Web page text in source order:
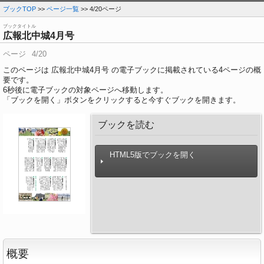
ブックTOP >> ページ一覧 >> 4/20ページ
ブックタイトル
広報北中城4月号
ページ
4/20
このページは 広報北中城4月号 の電子ブックに掲載されている4ページの概
要です。
6秒後に電子ブックの対象ページへ移動します。
「ブックを開く」ボタンをクリックすると今すぐブックを開きます。
ブックを読む
HTML5版でブックを開く
概要